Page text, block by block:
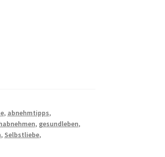
, abnehmtipps,
, gesundleben,
, Selbstliebe,